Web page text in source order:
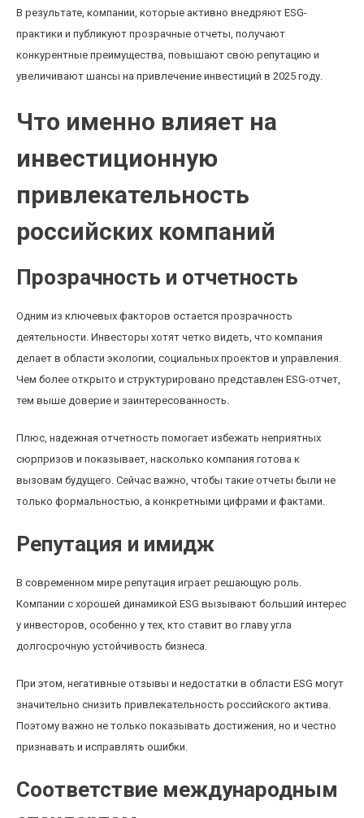
В результате, компании, которые активно внедряют ESG-
практики и публикуют прозрачные отчеты, получают
конкурентные преимущества, повышают свою репутацию и
увеличивают шансы на привлечение инвестиций в 2025 году.
Что именно влияет на
инвестиционную
привлекательность
российских компаний
Прозрачность и отчетность
Одним из ключевых факторов остается прозрачность
деятельности. Инвесторы хотят четко видеть, что компания
делает в области экологии, социальных проектов и управления.
Чем более открыто и структурировано представлен ESG-отчет,
тем выше доверие и заинтересованность.
Плюс, надежная отчетность помогает избежать неприятных
сюрпризов и показывает, насколько компания готова к
вызовам будущего. Сейчас важно, чтобы такие отчеты были не
только формальностью, а конкретными цифрами и фактами.
Репутация и имидж
В современном мире репутация играет решающую роль.
Компании с хорошей динамикой ESG вызывают больший интерес
у инвесторов, особенно у тех, кто ставит во главу угла
долгосрочную устойчивость бизнеса.
При этом, негативные отзывы и недостатки в области ESG могут
значительно снизить привлекательность российского актива.
Поэтому важно не только показывать достижения, но и честно
признавать и исправлять ошибки.
Соответствие международным